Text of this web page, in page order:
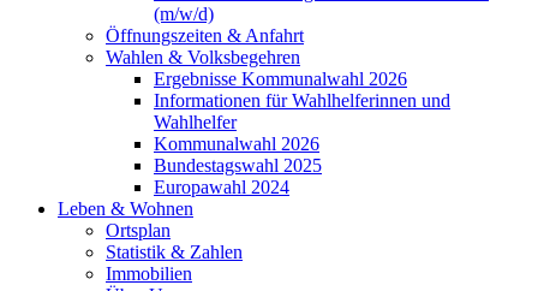
(m/w/d)
Öffnungszeiten & Anfahrt
Wahlen & Volksbegehren
Ergebnisse Kommunalwahl 2026
Informationen für Wahlhelferinnen und
Wahlhelfer
Kommunalwahl 2026
Bundestagswahl 2025
Europawahl 2024
Leben & Wohnen
Ortsplan
Statistik & Zahlen
Immobilien